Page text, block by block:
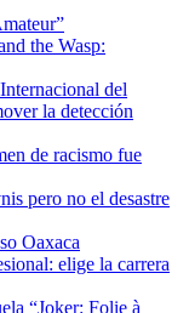
the Wasp:
del
la detección
de racismo fue
pero no el desastre
Oaxaca
elige la carrera
“Joker: Folie à